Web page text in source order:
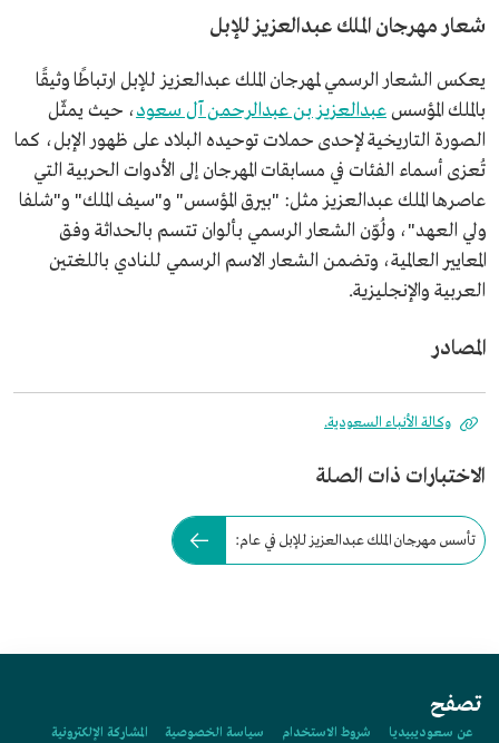
شعار مهرجان الملك عبدالعزيز للإبل
يعكس الشعار الرسمي لمهرجان الملك عبدالعزيز للإبل ارتباطًا وثيقًا
بالملك المؤسسعبدالعزيز بن عبدالرحمن آل سعود، حيث يمثّل
الصورة التاريخية لإحدى حملات توحيده البلاد على ظهور الإبل، كما
تُعزى أسماء الفئات في مسابقات المهرجان إلى الأدوات الحربية التي
عاصرها الملك عبدالعزيز مثل: "بيرق المؤسس" و"سيف الملك" و"شلفا
ولي العهد"، ولُوّن الشعار الرسمي بألوان تتسم بالحداثة وفق
المعايير العالمية، وتضمن الشعار الاسم الرسمي للنادي باللغتين
العربية والإنجليزية.
المصادر
وكالة الأنباء السعودية.
الاختبارات ذات الصلة
تأسس مهرجان الملك عبدالعزيز للإبل في عام:
تصفح
عن سعوديبيديا شروط الاستخدام سياسة الخصوصية المشاركة الإلكترونية